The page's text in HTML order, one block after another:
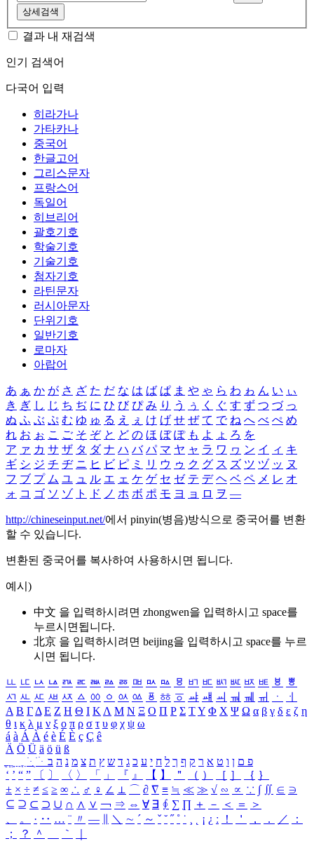
상세검색
결과 내 재검색
인기 검색어
다국어 입력
히라가나
가타카나
중국어
한글고어
그리스문자
프랑스어
독일어
히브리어
괄호기호
학술기호
기술기호
첨자기호
라틴문자
러시아문자
단위기호
일반기호
로마자
아랍어
あ ぁ か が さ ざ た だ な は ば ぱ ま や ゃ ら わ ゎ ん い ぃ
き ぎ し じ ち ぢ に ひ び ぴ み り う ぅ く ぐ す ず つ づ っ
ぬ ふ ぶ ぷ む ゆ ゅ る え ぇ け げ せ ぜ て で ね へ べ ぺ め
れ お ぉ こ ご そ ぞ と ど の ほ ぼ ぽ も よ ょ ろ を
ア ァ カ サ ザ タ ダ ナ ハ バ パ マ ヤ ャ ラ ワ ヮ ン イ ィ キ
ギ シ ジ チ ヂ ニ ヒ ビ ピ ミ リ ウ ゥ ク グ ス ズ ツ ヅ ッ ヌ
フ ブ プ ム ユ ュ ル エ ェ ケ ゲ セ ゼ テ デ ヘ ベ ペ メ レ オ
ォ コ ゴ ソ ゾ ト ド ノ ホ ボ ポ モ ヨ ョ ロ ヲ ―
http://chineseinput.net/에서 pinyin(병음)방식으로 중국어를 변환
할 수 있습니다.
변환된 중국어를 복사하여 사용하시면 됩니다.
예시)
中文 을 입력하시려면 zhongwen을 입력하시고 space를
누르시면됩니다.
北京 을 입력하시려면 beijing을 입력하시고 space를 누르
시면 됩니다.
ㅥ ㅦ ㅧ ㅨ ㅩ ㅪ ㅫ ㅬ ㅭ ㅮ ㅯ ㅰ ㅱ ㅲ ㅳ ㅴ ㅵ ㅶ ㅷ ㅸ
ㅹ
ㅺ ㅻ ㅼ ㅽ ㅾ ㅿ ㆀ ㆁ ㆂ ㆃ ㆄ ㆅ ㆆ ㆇ ㆈ ㆉ ㆊ ㆋ ㆌ ㆍ
ㆎ
Α Β ΓΔ Ε Ζ Η Θ Ι ΚΛ Μ Ν Ξ Ο Π Ρ Σ ΤΥ Φ Χ Ψ Ω α β γ δ ε ζ η
θ ι κ λ μ ν ξ ο π ρ σ τ υ φ χ ψ ω
á à Á À é è É È ç Ç ê
Ä Ö Ü ä ö ü ß
ִֶֹ ֻּ ׁׂ פ ם ן ו ט א ר ק ף ך ל ח י ע כ ג ד ש ץ ת צ מ נ ה ב
‘ ’ “ ” 〔 〕 〈 〉 「 」 『 』 【 】 ＂ （ ） ［ ］ ｛ ｝
± × ÷ ≠ ≤ ≥ ∞ ∴ ♂ ♀ ∠ ⊥ ⌒ ∂ ∇ ≡ ≒ ≪ ≫ √ ∽ ∝ ∵ ∫ ∬ ∈ ∋
⊆ ⊇ ⊂ ⊃ ∪ ∩ ∧ ∨ ￢ ⇒ ⇔ ∀ ∃ ∮ ∑ ∏ ＋ － ＜ ＝
＞
、
。 · ‥ … ¨ 〃 ― ＼ ∼ ´ ～ ˇ ˘ ˝ ˚ ˙ ¸ ¡ ¿ ː ！ ＇ ， ． ／
：
；
？ ＾ ｀